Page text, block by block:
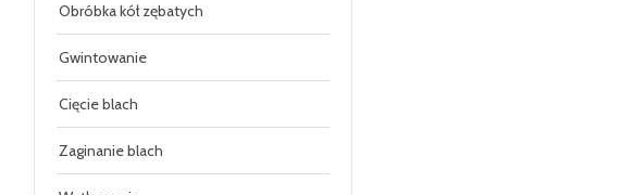
Obróbka kół zębatych
Gwintowanie
Cięcie blach
Zaginanie blach